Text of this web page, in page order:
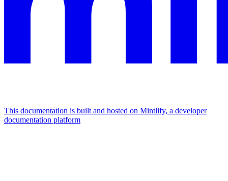
This documentation is built and hosted on Mintlify, a developer
documentation platform